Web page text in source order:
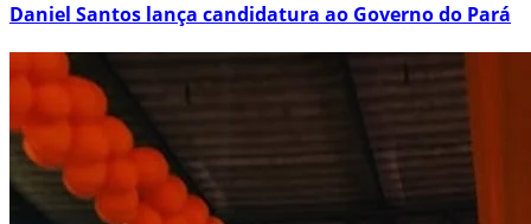
Daniel Santos lança candidatura ao Governo do Pará